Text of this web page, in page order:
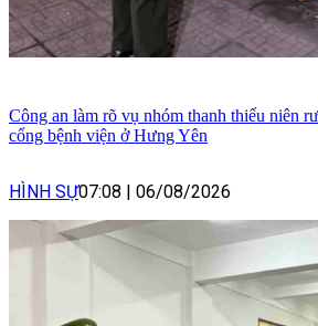
Công an làm rõ vụ nhóm thanh thiếu niên
cổng bệnh viện ở Hưng Yên
HÌNH SỰ07:08 06/08/2026